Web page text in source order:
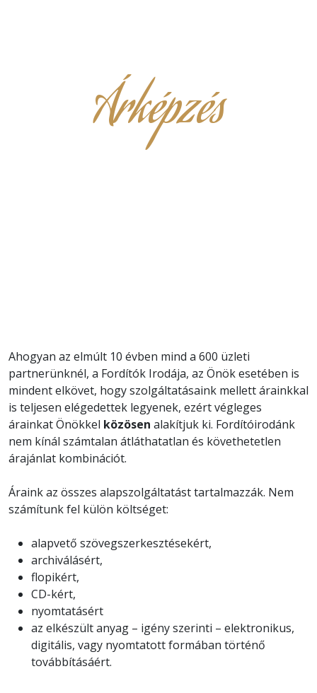
Árképzés
Ahogyan az elmúlt 10 évben mind a 600 üzleti
partnerünknél, a Fordítók Irodája, az Önök esetében is
mindent elkövet, hogy szolgáltatásaink mellett árainkkal
is teljesen elégedettek legyenek, ezért végleges
árainkat Önökkel közösen alakítjuk ki. Fordítóirodánk
nem kínál számtalan átláthatatlan és követhetetlen
árajánlat kombinációt.
Áraink az összes alapszolgáltatást tartalmazzák. Nem
számítunk fel külön költséget:
alapvető szövegszerkesztésekért,
archiválásért,
flopikért,
CD-kért,
nyomtatásért
az elkészült anyag – igény szerinti – elektronikus,
digitális, vagy nyomtatott formában történő
továbbításáért.